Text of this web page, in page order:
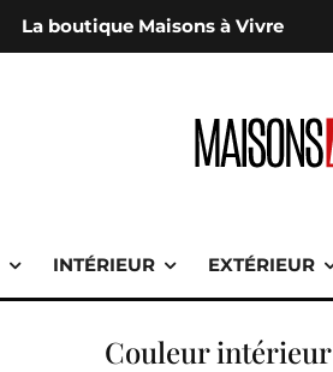
La boutique Maisons à Vivre
INTÉRIEUR EXTÉRIEUR
Couleur intérieur